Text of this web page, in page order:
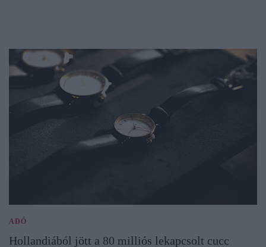
ADÓ
Hollandiából jött a 80 milliós lekapcsolt cucc